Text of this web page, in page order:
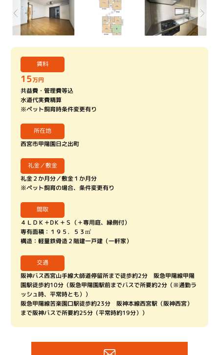
賃料
15万円
共益費・管理費等込
水道代実費精算
※ペット飼育時条件変更有り
所在地
西宮市甲陽園日之出町
礼金／敷金
礼金２か月分／敷金１か月分
※ペット飼育の場合、条件変更有り
間取
４ＬＤＫ＋DＫ＋Ｓ（＋専用庭、縁側付）
専有面積：１９５．５３㎡
構造：軽量鉄骨造２階建一戸建（一軒家）
交通
阪神バス西宮山手線大師道停留所まで徒歩約2分 阪急甲陽線甲陽
園駅徒歩約10分（阪急甲陽園駅前までバスで所要約2分（※通勤ラ
ッシュ時、平常時とも））
阪急甲陽線苦楽園口駅徒歩約23分 阪神本線西宮駅（阪神西宮）
まで阪神バスで所要約25分（平常時約19分））